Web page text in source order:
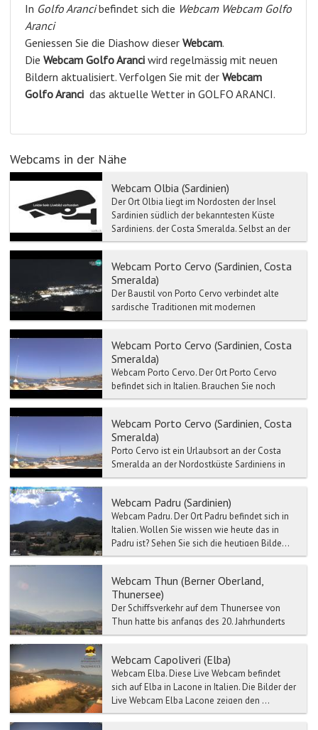
In Golfo Arancibefindet sich die Webcam Webcam Golfo
Aranci
Geniessen Sie die Diashow dieser Webcam.
Die Webcam Golfo Aranci wird regelmässig mit neuen
Bildern aktualisiert. Verfolgen Sie mit der Webcam
Golfo Aranci das aktuelle Wetter in GOLFO ARANCI.
Webcams in der Nähe
Webcam Olbia (Sardinien)
Der Ort Olbia liegt im Nordosten der Insel
Sardinien südlich der bekanntesten Küste
Sardiniens, der Costa Smeralda. Selbst an der
Haupteinkaufsstra...
Webcam Porto Cervo (Sardinien, Costa
Smeralda)
Der Baustil von Porto Cervo verbindet alte
sardische Traditionen mit modernen
Elementen. In dem in den letzten Jahren
Webcam Porto Cervo (Sardinien, Costa
Smeralda)
Webcam Porto Cervo. Der Ort Porto Cervo
befindet sich in Italien. Brauchen Sie noch
mehr Argument für einen Ausflug nach Porto
Webcam Porto Cervo (Sardinien, Costa
Smeralda)
Porto Cervo ist ein Urlaubsort an der Costa
Smeralda an der Nordostküste Sardiniens in
der Nähe des 46 Meter hohen Capo Ferro mit
Webcam Padru (Sardinien)
Webcam Padru. Der Ort Padru befindet sich in
Italien. Wollen Sie wissen wie heute das in
Padru ist? Sehen Sie sich die heutigen Bilde...
Webcam Thun (Berner Oberland,
Thunersee)
Der Schiffsverkehr auf dem Thunersee von
Thun hatte bis anfangs des 20. Jahrhunderts
eine wichtige Funktion für den Personen- und
Webcam Capoliveri (Elba)
Webcam Elba. Diese Live Webcam befindet
sich auf Elba in Lacone in Italien. Die Bilder der
Live Webcam Elba Lacone zeigen den ...